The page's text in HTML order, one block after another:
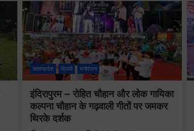
उत्तरप्रदेश दिल्ली मनोरंजन
इंदिरापुरम – रोहित चौहान और लोक गायिका
कल्पना चौहान के गढ़वाली गीतों पर जमकर
थिरके दर्शक
मुख्य सचिव ने
सभी बड़े
प्रोजेक्ट्स का
निर्माण कार्य
नियमित समय पर
पूर्ण किए जाने के